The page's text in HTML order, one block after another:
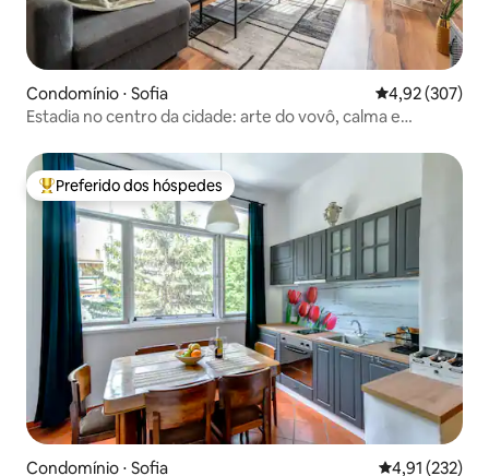
Condomínio ⋅ Sofia 4,92 de uma
4,92 (307)
Estadia no centro da cidade: arte do vovô, calma e
Entre os melhores preferidos dos hóspedes
Preferido dos hóspedes
Condomínio ⋅ Sofia 4,91 de uma
4,91 (232)